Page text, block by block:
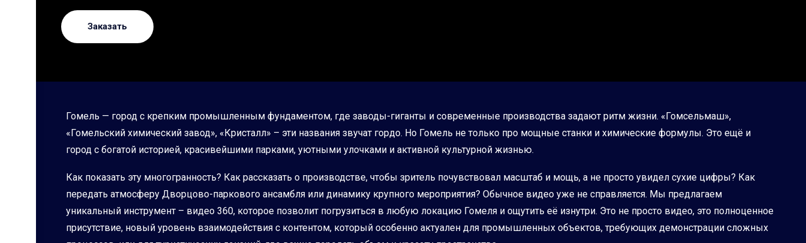
Заказать
Гомель — город с крепким промышленным фундаментом, где заводы-гиганты и современные производства задают ритм жизни. «Гомсельмаш»,
«Гомельский химический завод», «Кристалл» – эти названия звучат гордо. Но Гомель не только про мощные станки и химические формулы. Это ещё и
город с богатой историей, красивейшими парками, уютными улочками и активной культурной жизнью.
Как показать эту многогранность? Как рассказать о производстве, чтобы зритель почувствовал масштаб и мощь, а не просто увидел сухие цифры? Как
передать атмосферу Дворцово-паркового ансамбля или динамику крупного мероприятия? Обычное видео уже не справляется. Мы предлагаем
уникальный инструмент – видео 360, которое позволит погрузиться в любую локацию Гомеля и ощутить её изнутри. Это не просто видео, это полноценное
присутствие, новый уровень взаимодействия с контентом, который особенно актуален для промышленных объектов, требующих демонстрации сложных